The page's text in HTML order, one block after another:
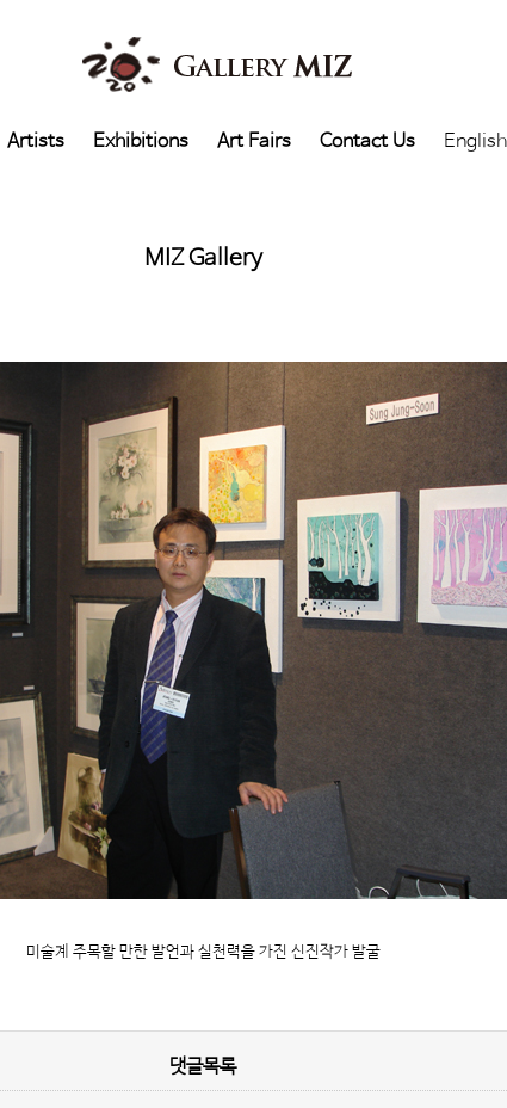
Artists Exhibitions Art Fairs Contact Us English
MIZ Gallery
미술계 주목할 만한 발언과 실천력을 가진 신진작가 발굴
댓글목록